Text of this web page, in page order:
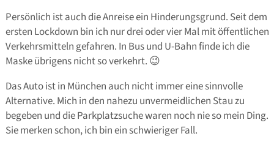
Persönlich ist auch die Anreise ein Hinderungsgrund. Seit dem
ersten Lockdown bin ich nur drei oder vier Mal mit öffentlichen
Verkehrsmitteln gefahren. In Bus und U-Bahn finde ich die
Maske übrigens nicht so verkehrt. 😉
Das Auto ist in München auch nicht immer eine sinnvolle
Alternative. Mich in den nahezu unvermeidlichen Stau zu
begeben und die Parkplatzsuche waren noch nie so mein Ding.
Sie merken schon, ich bin ein schwieriger Fall.